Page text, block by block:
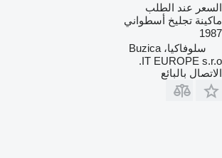
السعر عند الطلب
ماكينة تجليخ أسطواني
1987
سلوفاكيا، Buzica
IT EUROPE s.r.o.
الاتصال بالبائع